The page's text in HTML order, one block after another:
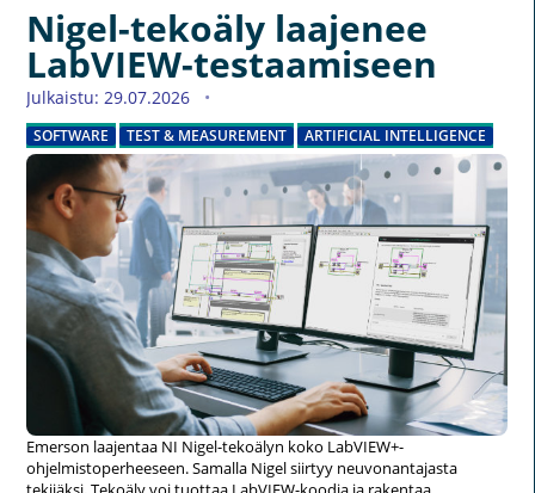
Nigel-tekoäly laajenee
LabVIEW-testaamiseen
Julkaistu: 29.07.2026
SOFTWARE TEST & MEASUREMENT ARTIFICIAL INTELLIGENCE
Emerson laajentaa NI Nigel-tekoälyn koko LabVIEW+-
ohjelmistoperheeseen. Samalla Nigel siirtyy neuvonantajasta